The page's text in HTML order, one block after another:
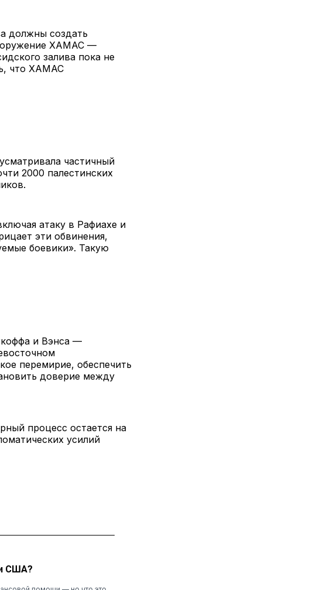
должны создать
ХАМАС —
залива пока не
что ХАМАС
частичный
2000 палестинских
атаку в Рафиахе и
эти обвинения,
боевики». Такую
и Вэнса —
перемирие, обеспечить
доверие между
процесс остается на
усилий
США?